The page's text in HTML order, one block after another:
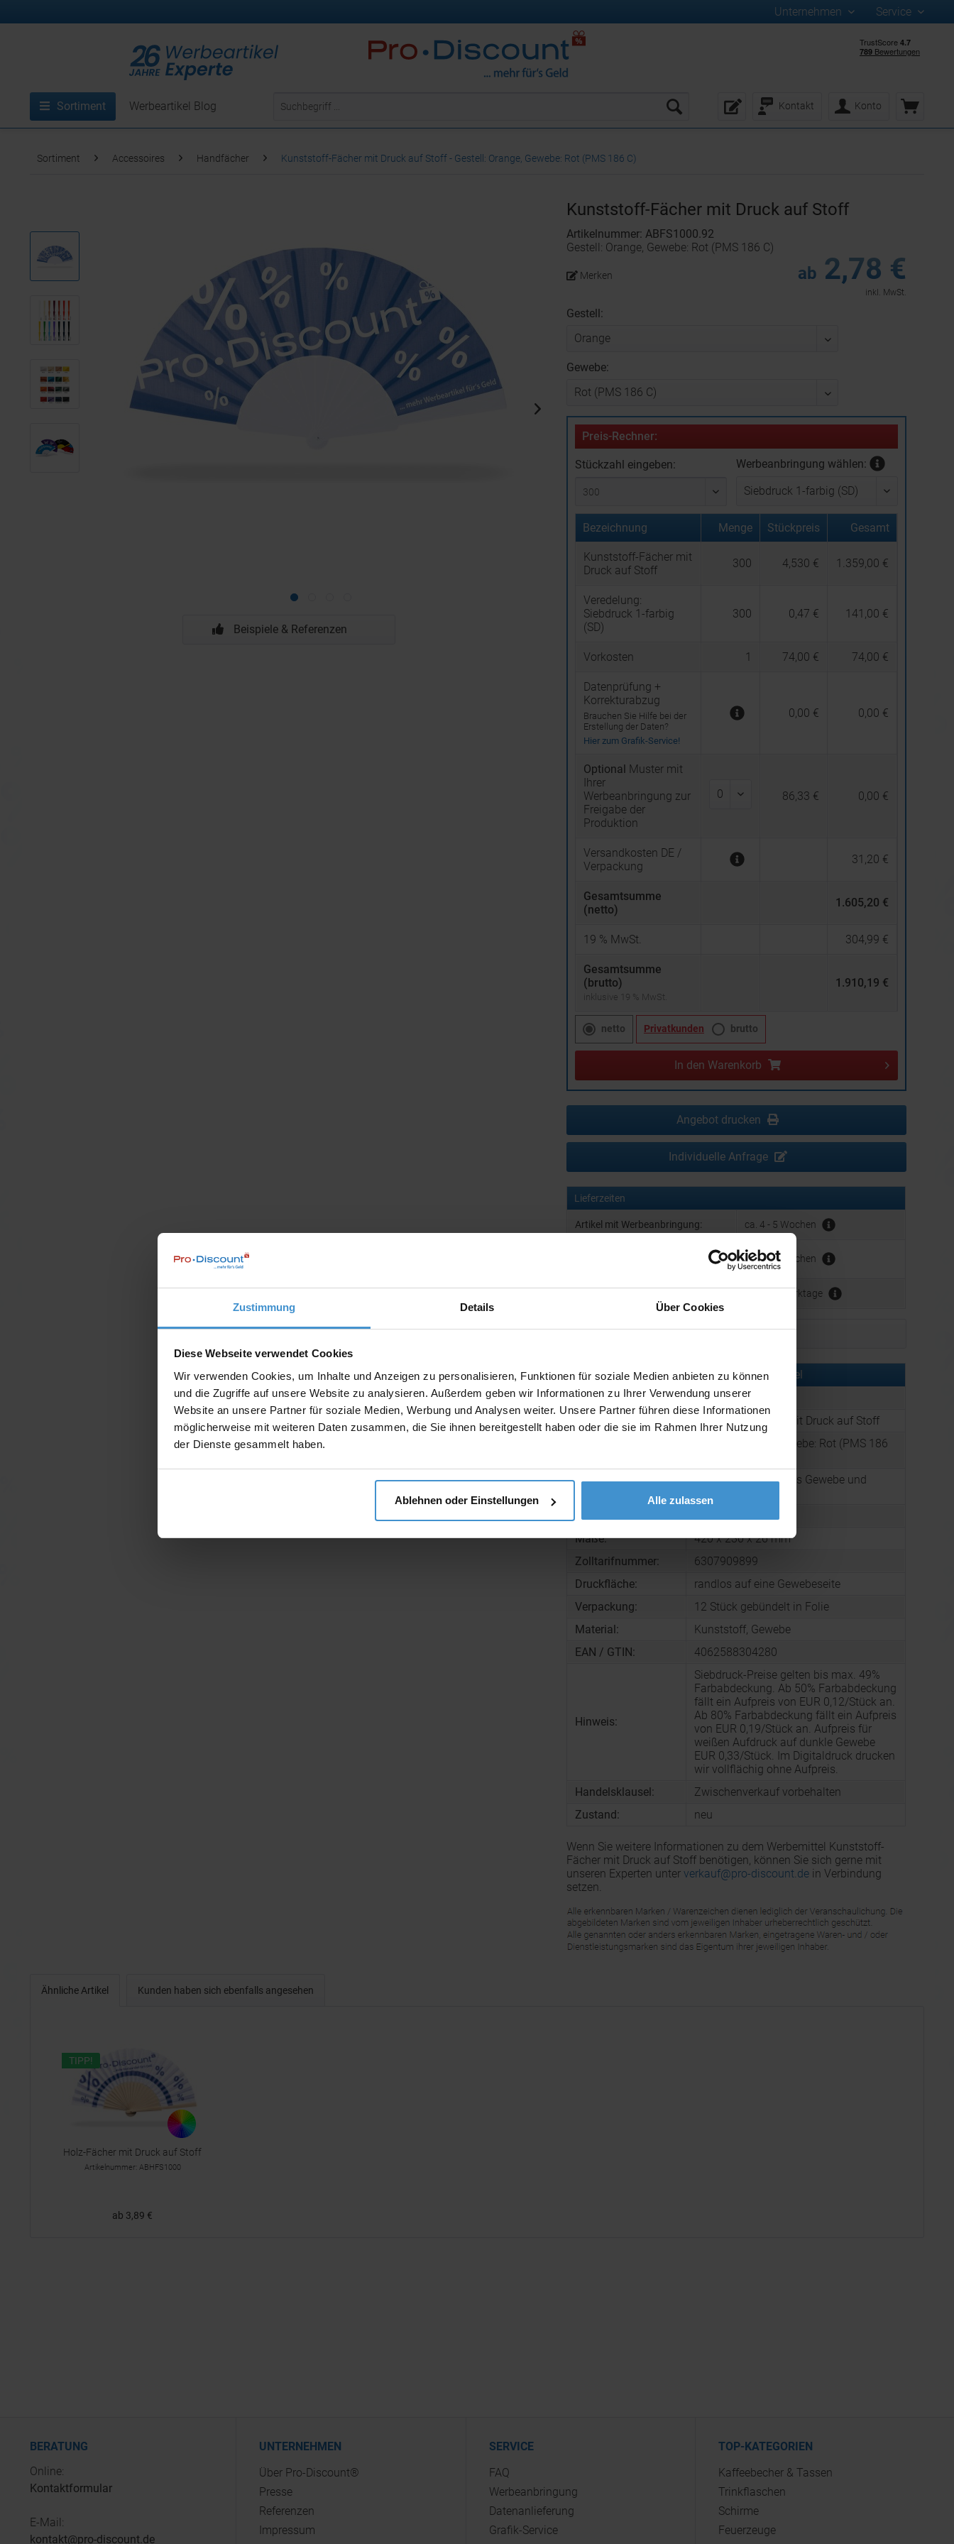
Zustimmung Details Über Cookies
Diese Webseite verwendet Cookies
Wir verwenden Cookies, um Inhalte und Anzeigen zu personalisieren, Funktionen für soziale Medien anbieten zu können
und die Zugriffe auf unsere Website zu analysieren. Außerdem geben wir Informationen zu Ihrer Verwendung unserer
Website an unsere Partner für soziale Medien, Werbung und Analysen weiter. Unsere Partner führen diese Informationen
möglicherweise mit weiteren Daten zusammen, die Sie ihnen bereitgestellt haben oder die sie im Rahmen Ihrer Nutzung
der Dienste gesammelt haben.
Ablehnen oder Einstellungen Alle zulassen
Unternehmen Service
Kontakt Konto
Sortiment Werbeartikel Blog
Sortiment Accessoires Handfächer Kunststoff-Fächer mit Druck auf Stoff - Gestell: Orange, Gewebe: Rot (PMS 186 C)
Beispiele & Referenzen
Kunststoff-Fächer mit Druck auf Stoff
Artikelnummer: ABFS1000.92
Gestell: Orange, Gewebe: Rot (PMS 186 C)
ab 2,78 €
inkl. MwSt.
Merken
Gestell:
Gewebe:
Preis-Rechner:
Stückzahl eingeben: Werbeanbringung wählen:
Bezeichnung Menge Stückpreis Gesamt
Kunststoff-Fächer mit
Druck auf Stoff
300 4,530 € 1.359,00 €
Veredelung:
Siebdruck 1-farbig
(SD)
300 0,47 € 141,00 €
Vorkosten 1 74,00 € 74,00 €
Datenprüfung +
Korrekturabzug
Brauchen Sie Hilfe bei der
Erstellung der Daten?
Hier zum Grafik-Service!
0,00 € 0,00 €
Optional Muster mit
Ihrer
Werbeanbringung zur
Freigabe der
Produktion
86,33 € 0,00 €
Versandkosten DE /
Verpackung
31,20 €
Gesamtsumme
(netto)
1.605,20 €
19 % MwSt. 304,99 €
Gesamtsumme
(brutto)
inklusive 19 % MwSt.
1.910,19 €
netto Privatkunden brutto
In den Warenkorb
Angebot drucken
Individuelle Anfrage
Lieferzeiten
Artikel mit Werbeanbringung: ca. 4 - 5 Wochen
Muster mit Ihrer Werbeanbringung
ca. 4 - 5 Wochen
ca. 3 - 5 Werktage
Muster bestellen
Produktinformationen zu diesem Werbeartikel
Artikelnummer:
ABFS1000.92
Artikelname:
Kunststoff-Fächer mit Druck auf Stoff
Gestell: Orange, Gewebe: Rot (PMS 186
Beschreibung:
Logo-Handfächer aus Gewebe und
Gewicht:
Maße:
420 x 230 x 26 mm
Zolltarifnummer:
6307909899
Druckfläche:
randlos auf eine Gewebeseite
Verpackung:
12 Stück gebündelt in Folie
Material:
Kunststoff, Gewebe
EAN / GTIN:
4062588304280
Hinweis:
Siebdruck-Preise gelten bis max. 49%
Farbabdeckung. Ab 50% Farbabdeckung
fällt ein Aufpreis von EUR 0,12/Stück an.
Ab 80% Farbabdeckung fällt ein Aufpreis
von EUR 0,19/Stück an. Aufpreis für
weißen Aufdruck auf dunkle Gewebe
EUR 0,33/Stück. Im Digitaldruck drucken
wir vollflächig ohne Aufpreis.
Handelsklausel:
Zwischenverkauf vorbehalten
Zustand:
neu
Wenn Sie weitere Informationen zu dem Werbemittel Kunststoff-
Fächer mit Druck auf Stoff benötigen, können Sie sich gerne mit
unseren Experten unter verkauf@pro-discount.dein Verbindung
setzen.
Ähnliche Artikel Kunden haben sich ebenfalls angesehen
TIPP!
Holz-Fächer mit Druck auf Stoff
Artikelnummer: ABHFS1000
ab 3,89 €
BERATUNG
Online:
Kontaktformular
E-Mail:
kontakt@pro-discount.de
UNTERNEHMEN
Über Pro-Discount®
Presse
Referenzen
Impressum
SERVICE
FAQ
Werbeanbringung
Datenanlieferung
Grafik-Service
TOP-KATEGORIEN
Kaffeebecher & Tassen
Trinkflaschen
Schirme
Feuerzeuge